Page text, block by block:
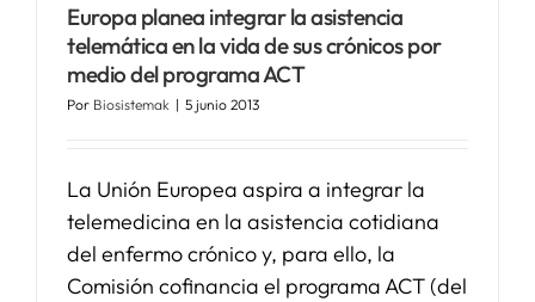
GRUPOS DE INVESTIGACIÓN
PROYECTOS/COLABORACIONES
SERVICIOS
APOYO I+D+I
Europa planea integrar la asistencia
telemática en la vida de sus crónicos por
medio del programa ACT
Por Biosistemak | 5 junio 2013
La Unión Europea aspira a integrar la
telemedicina en la asistencia cotidiana
del enfermo crónico y, para ello, la
Comisión cofinancia el programa ACT (del